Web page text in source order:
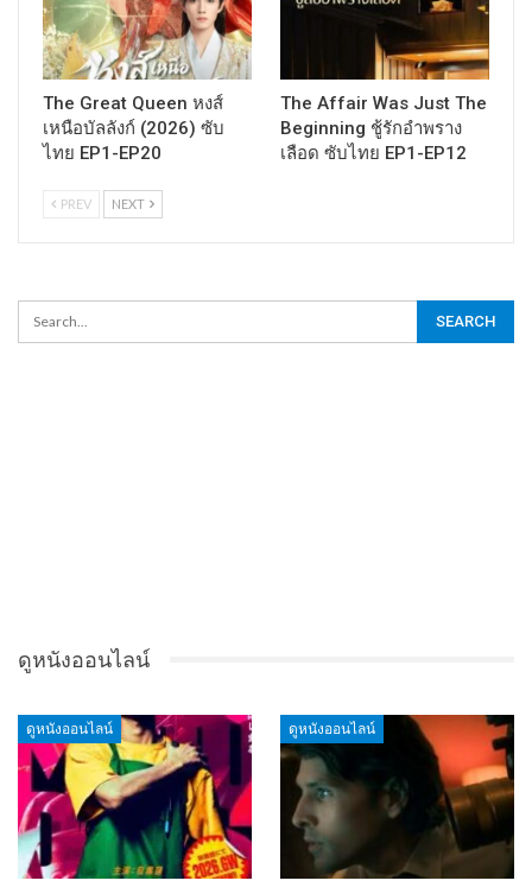
The Great Queen หงส์
เหนือบัลลังก์ (2026) ซับ
ไทย EP1-EP20
The Affair Was Just The
Beginning ชู้รักอำพราง
เลือด ซับไทย EP1-EP12
PREV NEXT
ดูหนังออนไลน์
ดูหนังออนไลน์ ดูหนังออนไลน์